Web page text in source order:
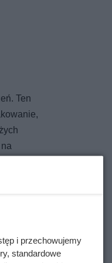
Ten
mniej
lubi
i przechowujemy
standardowe